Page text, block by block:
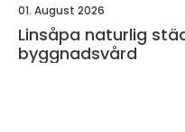
01. August 2026
Linsåpa naturlig städkraft för hem och
byggnadsvård